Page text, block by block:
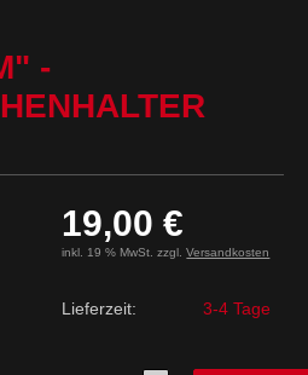
-
19,00 €
inkl. 19 % MwSt. zzgl.Versandkosten
Lieferzeit: 3-4 Tage